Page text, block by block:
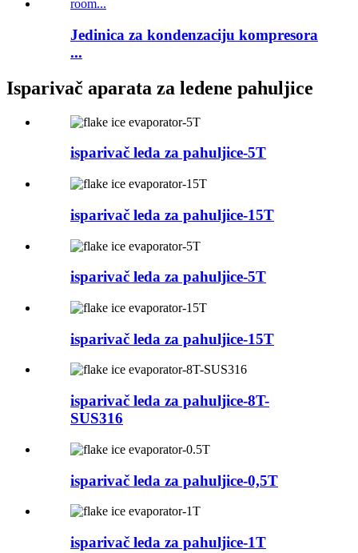
Jedinica za kondenzaciju kompresora
...
Isparivač aparata za ledene pahuljice
isparivač leda za pahuljice-5T
isparivač leda za pahuljice-15T
isparivač leda za pahuljice-5T
isparivač leda za pahuljice-15T
isparivač leda za pahuljice-8T-
SUS316
isparivač leda za pahuljice-0,5T
isparivač leda za pahuljice-1T